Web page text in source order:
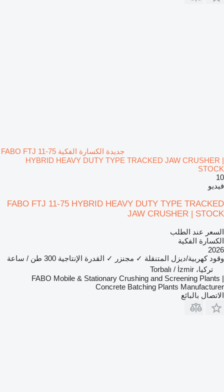
جديدة الكسارة الفكية FABO FTJ 11-75
HYBRID HEAVY DUTY TYPE TRACKED JAW CRUSHER |
STOCK
10
فيديو
FABO FTJ 11-75 HYBRID HEAVY DUTY TYPE TRACKED
JAW CRUSHER | STOCK
السعر عند الطلب
الكسارة الفكية
2026
وقود كهربية/ديزل المتنقلة ✓ مجنزر ✓ القدرة الإنتاجية 300 طن / ساعة
تركيا، Torbalı / İzmir
FABO Mobile & Stationary Crushing and Screening Plants |
Concrete Batching Plants Manufacturer
الاتصال بالبائع